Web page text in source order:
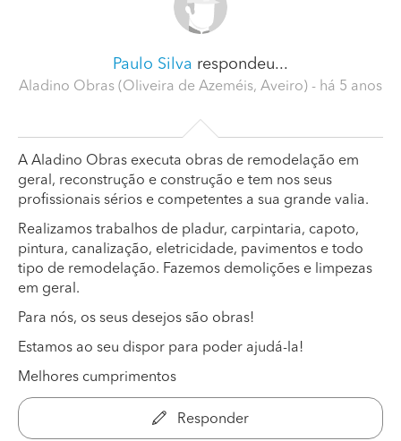
Paulo Silva respondeu...
Aladino Obras (Oliveira de Azeméis, Aveiro) - há 5 anos
A Aladino Obras executa obras de remodelação em
geral, reconstrução e construção e tem nos seus
profissionais sérios e competentes a sua grande valia.
Realizamos trabalhos de pladur, carpintaria, capoto,
pintura, canalização, eletricidade, pavimentos e todo
tipo de remodelação. Fazemos demolições e limpezas
em geral.
Para nós, os seus desejos são obras!
Estamos ao seu dispor para poder ajudá-la!
Melhores cumprimentos
Responder